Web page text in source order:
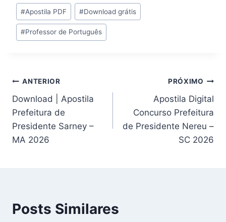
Tags
do
Post:
#Apostila PDF #Download grátis
#Professor de Português
Navegação
de
Post
ANTERIOR
Download | Apostila
Prefeitura de
Presidente Sarney –
MA 2026
PRÓXIMO
Apostila Digital
Concurso Prefeitura
de Presidente Nereu –
SC 2026
Posts Similares